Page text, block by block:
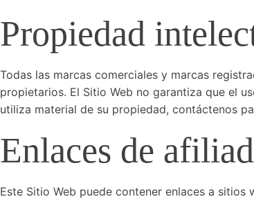
Propiedad
Todas las marcas comerciales y marcas
propietarios. El Sitio Web no garantiza que el
utiliza material de su propiedad, contáctenos
Enlaces de
Este Sitio Web puede contener enlaces a